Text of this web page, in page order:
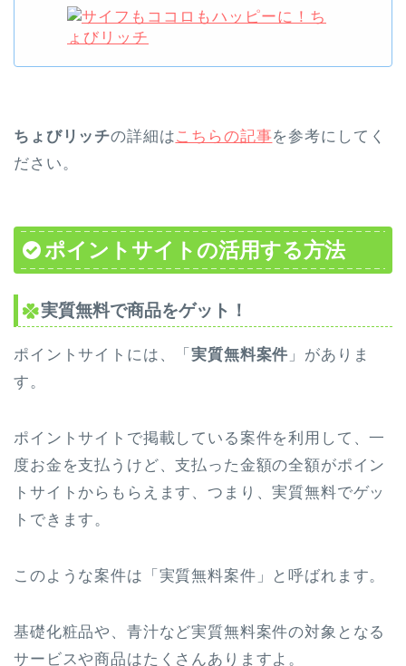
ちょびリッチの詳細はこちらの記事を参考にしてく
ださい。
ポイントサイトの活用する方法
実質無料で商品をゲット！
ポイントサイトには、「実質無料案件 」がありま
す。
ポイントサイトで掲載している案件を利用して、一
度お金を支払うけど、支払った金額の全額がポイン
トサイトからもらえます、つまり、実質無料でゲッ
トできます。
このような案件は「実質無料案件」と呼ばれます。
基礎化粧品や、青汁など実質無料案件の対象となる
サービスや商品はたくさんありますよ。